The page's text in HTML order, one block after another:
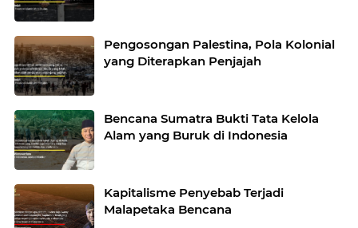
Pengosongan Palestina, Pola Kolonial
yang Diterapkan Penjajah
Bencana Sumatra Bukti Tata Kelola
Alam yang Buruk di Indonesia
Kapitalisme Penyebab Terjadi
Malapetaka Bencana